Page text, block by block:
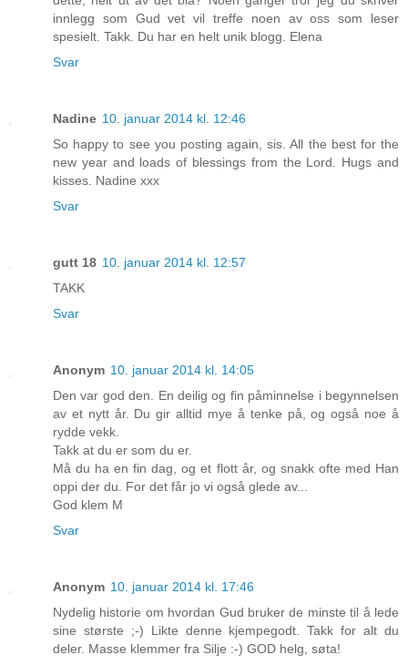
innlegg som Gud vet vil treffe noen av oss som leser
spesielt. Takk. Du har en helt unik blogg. Elena
Svar
Nadine 10. januar 2014 kl. 12:46
So happy to see you posting again, sis. All the best for the
new year and loads of blessings from the Lord. Hugs and
kisses. Nadine xxx
Svar
gutt 18 10. januar 2014 kl. 12:57
TAKK
Svar
Anonym 10. januar 2014 kl. 14:05
Den var god den. En deilig og fin påminnelse i begynnelsen
av et nytt år. Du gir alltid mye å tenke på, og også noe å
rydde vekk.
Takk at du er som du er.
Må du ha en fin dag, og et flott år, og snakk ofte med Han
oppi der du. For det får jo vi også glede av...
God klem M
Svar
Anonym 10. januar 2014 kl. 17:46
Nydelig historie om hvordan Gud bruker de minste til å lede
sine største ;-) Likte denne kjempegodt. Takk for alt du
deler. Masse klemmer fra Silje :-) GOD helg, søta!